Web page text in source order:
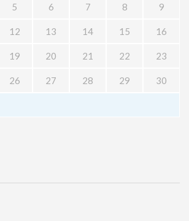
5 6 7 8 9
12 13 14 15 16
19 20 21 22 23
26 27 28 29 30